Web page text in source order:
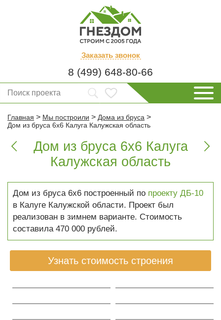
Заказать звонок
8 (499) 648-80-66
Главная > Мы построили > Дома из бруса >
Дом из бруса 6х6 Калуга Калужская область

Дом из бруса 6х6 Калуга
Калужская область

Дом из бруса 6х6 построенный по проекту ДБ-10
в Калуге Калужской области. Проект был
реализован в зимнем варианте. Стоимость
составила 470 000 рублей.
Узнать стоимость строения